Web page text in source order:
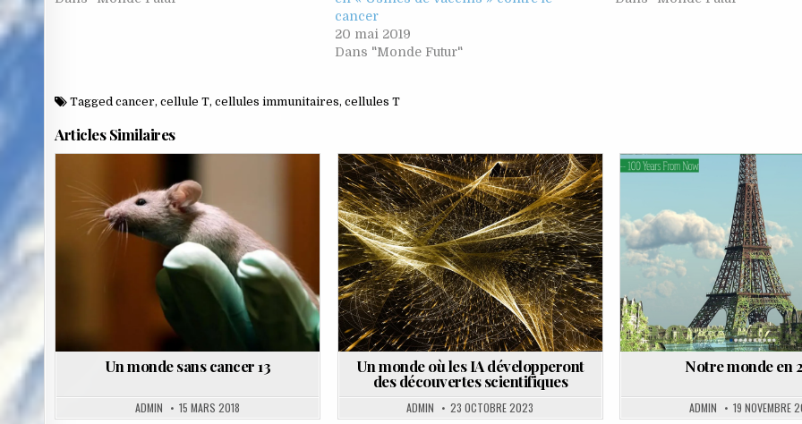
cancer
20 mai 2019
Dans "Monde Futur"
Taggedcancer,cellule T,cellules immunitaires,cellules T
Articles Similaires
Posted
in
Un monde sans cancer 13
ADMIN 15 MARS 2018
Posted
in
Un monde où les IA développeront
des découvertes scientifiques
ADMIN 23 OCTOBRE 2023
Posted
Notre monde en
ADMIN 19 NOVEMBRE